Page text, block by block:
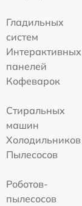
Гладильных
систем
Интерактивных
панелей
Кофеварок
Стиральных
машин
Холодильников
Пылесосов
Роботов-
пылесосов